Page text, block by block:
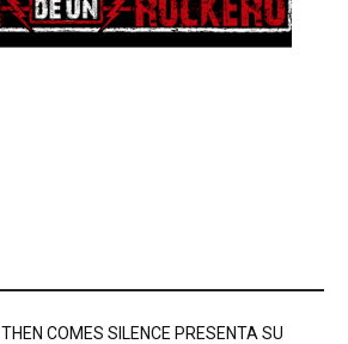
THEN COMES SILENCE PRESENTA SU